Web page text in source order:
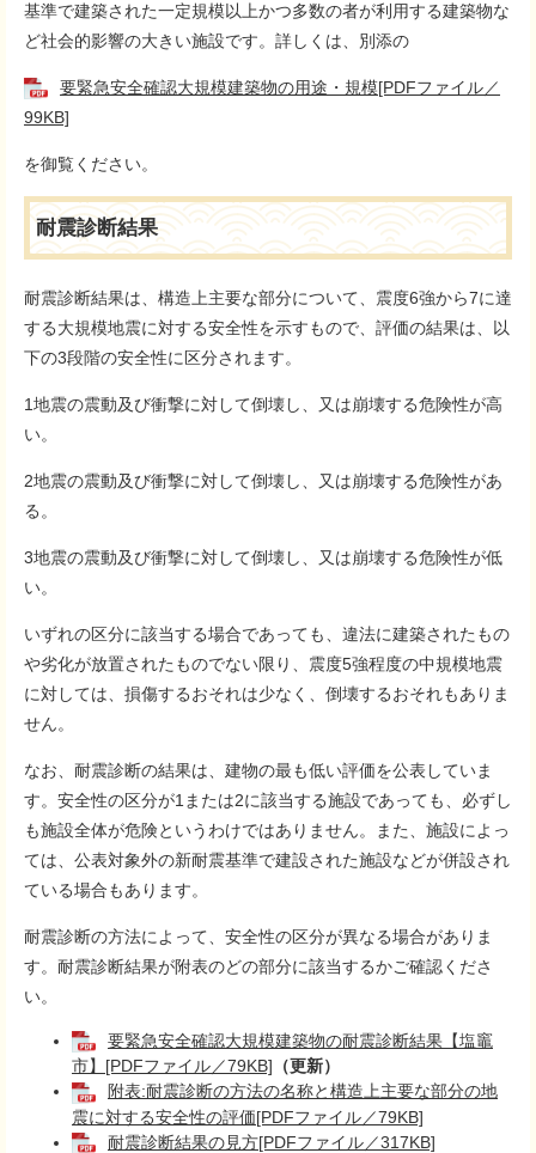
基準で建築された一定規模以上かつ多数の者が利用する建築物な
ど社会的影響の大きい施設です。詳しくは、別添の
要緊急安全確認大規模建築物の用途・規模[PDFファイル／
99KB]
を御覧ください。
耐震診断結果
耐震診断結果は、構造上主要な部分について、震度6強から7に達
する大規模地震に対する安全性を示すもので、評価の結果は、以
下の3段階の安全性に区分されます。
1地震の震動及び衝撃に対して倒壊し、又は崩壊する危険性が高
い。
2地震の震動及び衝撃に対して倒壊し、又は崩壊する危険性があ
る。
3地震の震動及び衝撃に対して倒壊し、又は崩壊する危険性が低
い。
いずれの区分に該当する場合であっても、違法に建築されたもの
や劣化が放置されたものでない限り、震度5強程度の中規模地震
に対しては、損傷するおそれは少なく、倒壊するおそれもありま
せん。
なお、耐震診断の結果は、建物の最も低い評価を公表していま
す。安全性の区分が1または2に該当する施設であっても、必ずし
も施設全体が危険というわけではありません。また、施設によっ
ては、公表対象外の新耐震基準で建設された施設などが併設され
ている場合もあります。
耐震診断の方法によって、安全性の区分が異なる場合がありま
す。耐震診断結果が附表のどの部分に該当するかご確認くださ
い。
要緊急安全確認大規模建築物の耐震診断結果【塩竈
市】[PDFファイル／79KB] （更新）
附表:耐震診断の方法の名称と構造上主要な部分の地
震に対する安全性の評価[PDFファイル／79KB]
耐震診断結果の見方[PDFファイル／317KB]